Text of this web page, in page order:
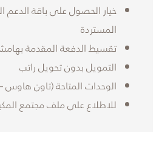
خيار الحصول على باقة الدعم
المستردة
تقسيط الدفعة المقدمة بهامش
التمويل بدون تحويل راتب
الوحدات المتاحة (تاون هاوس
للاطلاع على ملف مجتمع